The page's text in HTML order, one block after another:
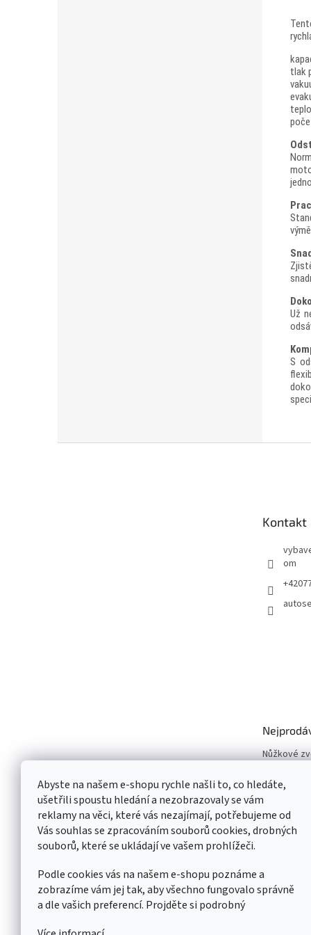
Abyste na našem e-shopu rychle našli to, co hledáte,
ušetřili spoustu hledání a nezobrazovaly se vám
reklamy na věci, které vás nezajímají, potřebujeme od
Vás souhlas se zpracováním souborů cookies, drobných
souborů, které se ukládají ve vašem prohlížeči.
Podle cookies vás na našem e-shopu poznáme a
zobrazíme vám jej tak, aby všechno fungovalo správně
a dle vašich preferencí. Projděte si podrobný
tlak
Už
S
Kontakt
om
Nůžkové
Zouvačky